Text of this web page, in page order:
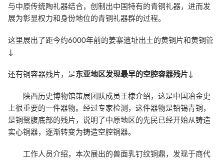
与中原传统陶礼器结合，创制出中国特有的青铜礼器，进而发
展为彰显权力和身份地位的青铜礼器群的过程。
这里展出了距今约6000年前的姜寨遗址出土的黄铜片和黄铜管
↓
还有铜容器残片，是东亚地区发现最早的空腔容器残片↓
陕西历史博物馆策展团队成员王棣介绍，这是中国冶金史
上很重要的一件器物。经过专家检测，这件器物是铅锡青铜，
是铜鬶腹底部的残片，说明了中原地区的先民已经开始从铸造
实心铜器，逐渐转变为铸造空腔铜器。
工作人员介绍，本次展出的兽面乳钉纹铜鼎，发现于商代